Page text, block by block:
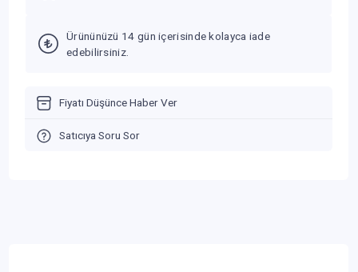
Ürününüzü 14 gün içerisinde kolayca iade
edebilirsiniz.
Fiyatı Düşünce Haber Ver
Satıcıya Soru Sor